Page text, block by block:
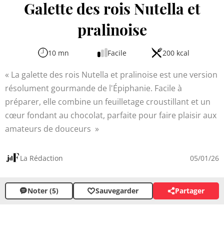
Galette des rois Nutella et
pralinoise
10 mn Facile 200 kcal
La galette des rois Nutella et pralinoise est une version
résolument gourmande de l'Épiphanie. Facile à
préparer, elle combine un feuilletage croustillant et un
cœur fondant au chocolat, parfaite pour faire plaisir aux
amateurs de douceurs
La Rédaction 05/01/26
Noter (5) Sauvegarder Partager